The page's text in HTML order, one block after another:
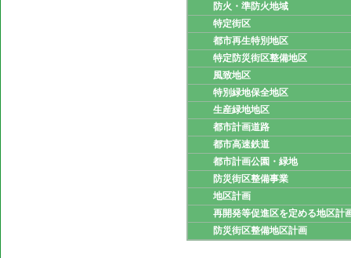
防火・準防火地域
特定街区
都市再生特別地区
特定防災街区整備地区
風致地区
特別緑地保全地区
生産緑地地区
都市計画道路
都市高速鉄道
都市計画公園・緑地
防災街区整備事業
地区計画
再開発等促進区を定める地区計
防災街区整備地区計画